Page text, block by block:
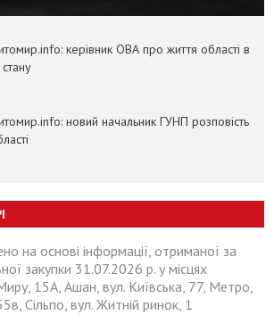
керівник ОВА про життя області в
новий начальник ГУНП розповість
на основі інформації, отриманої за
закупки 31.07.2026 р. у місцях
15А, Ашан, вул. Київська, 77, Метро,
Сільпо, вул. Житній ринок, 1